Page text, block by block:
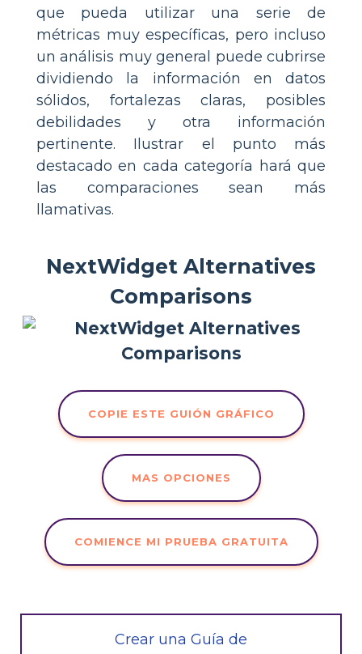
que pueda utilizar una serie de
métricas muy específicas, pero incluso
un análisis muy general puede cubrirse
dividiendo la información en datos
sólidos, fortalezas claras, posibles
debilidades y otra información
pertinente. Ilustrar el punto más
destacado en cada categoría hará que
las comparaciones sean más
llamativas.
NextWidget Alternatives
Comparisons
COPIE ESTE GUIÓN GRÁFICO
MAS OPCIONES
COMIENCE MI PRUEBA GRATUITA
Crear una Guía de